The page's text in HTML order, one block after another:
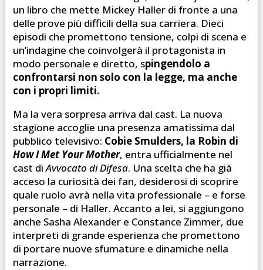
un libro che mette Mickey Haller di fronte a una
delle prove più difficili della sua carriera. Dieci
episodi che promettono tensione, colpi di scena e
un’indagine che coinvolgerà il protagonista in
modo personale e diretto, spingendolo a
confrontarsi non solo con la legge, ma anche
con i propri limiti.
Ma la vera sorpresa arriva dal cast. La nuova
stagione accoglie una presenza amatissima dal
pubblico televisivo: Cobie Smulders, la Robin di
How I Met Your Mother, entra ufficialmente nel
cast diAvvocato di Difesa. Una scelta che ha già
acceso la curiosità dei fan, desiderosi di scoprire
quale ruolo avrà nella vita professionale – e forse
personale – di Haller. Accanto a lei, si aggiungono
anche Sasha Alexander e Constance Zimmer, due
interpreti di grande esperienza che promettono
di portare nuove sfumature e dinamiche nella
narrazione.